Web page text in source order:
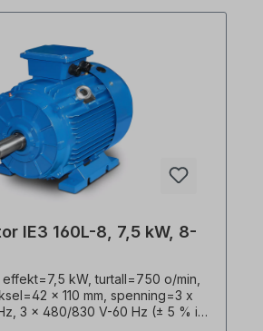
anbefaler vi forsterkede
Den elektriske motoren er
frekvensomformere og for
I henhold til VDE 0105
arbeid på den elektriske
utføres av kvalifisert personell.
eller spesialutførelser,
en forespørsel. Alle
uforpliktende eksempler! Med
endringer.
IE3 160L-8, 7,5 kW, 8-
kW, turtall=750 o/min,
x 110 mm, spenning=3 x
3 x 480/830 V-60 Hz (± 5 % i